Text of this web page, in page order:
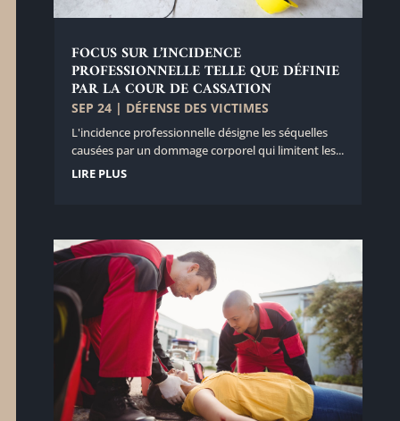
FOCUS SUR L’INCIDENCE
PROFESSIONNELLE TELLE QUE DÉFINIE
PAR LA COUR DE CASSATION
SEP 24| DÉFENSE DES VICTIMES
L'incidence professionnelle désigne les séquelles
causées par un dommage corporel qui limitent les...
LIRE PLUS